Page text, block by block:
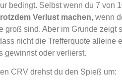
bedingt. Selbst wenn du 7 von
Verlust machen, wenn
groß sind. Aber im Grunde zeigt
nicht die Trefferquote alleine
gewinnst oder verlierst.
CRV drehst du den Spieß um: